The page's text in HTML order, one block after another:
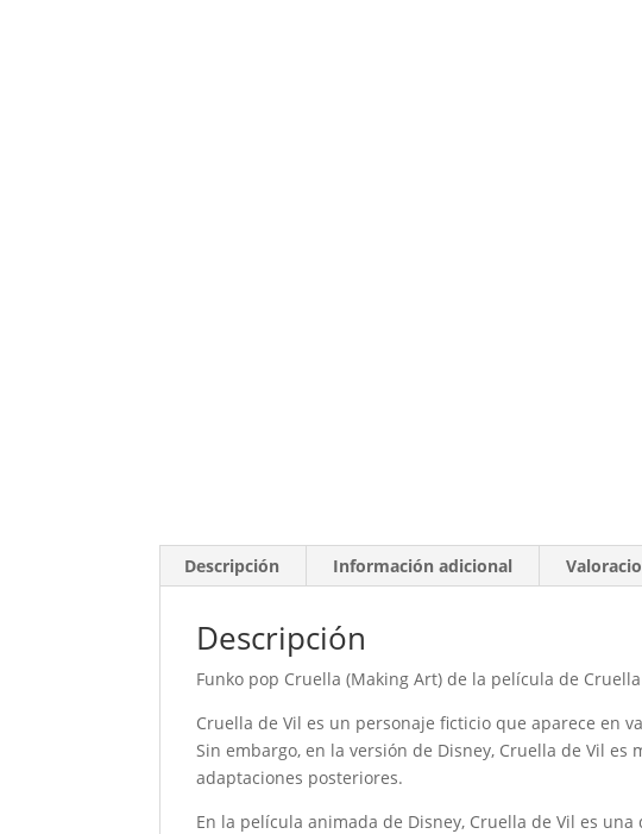
Descripción Información adicional
Descripción
Funko pop Cruella (Making Art) de la película de
Cruella de Vil es un personaje ficticio que aparece en
Sin embargo, en la versión de Disney, Cruella de Vil
adaptaciones posteriores.
En la película animada de Disney, Cruella de Vil es